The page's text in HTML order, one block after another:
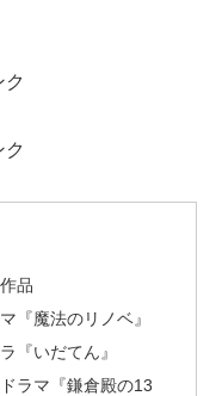
品
『魔法のリノベ』
『いだてん』
ラマ『鎌倉殿の13